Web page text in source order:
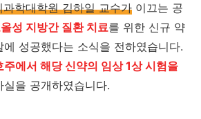
학대학원 김하일 교수가 이끄는 공
성 지방간 질환 치료를 위한 신규 약
성공했다는 소식을 전하였습니다.
주에서 해당 신약의 임상 1상 시험을
을 공개하였습니다.